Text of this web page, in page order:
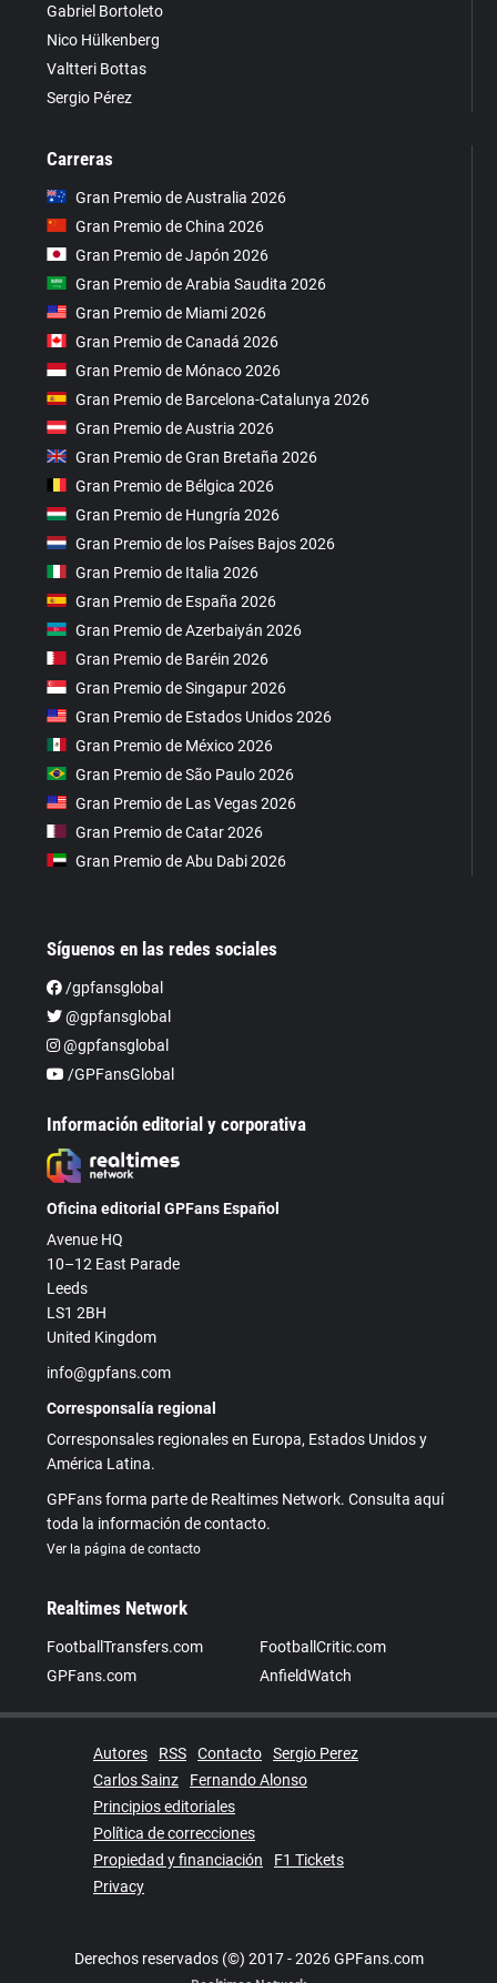
Gabriel Bortoleto
Nico Hülkenberg
Valtteri Bottas
Sergio Pérez
Carreras
Gran Premio de Australia 2026
Gran Premio de China 2026
Gran Premio de Japón 2026
Gran Premio de Arabia Saudita 2026
Gran Premio de Miami 2026
Gran Premio de Canadá 2026
Gran Premio de Mónaco 2026
Gran Premio de Barcelona-Catalunya 2026
Gran Premio de Austria 2026
Gran Premio de Gran Bretaña 2026
Gran Premio de Bélgica 2026
Gran Premio de Hungría 2026
Gran Premio de los Países Bajos 2026
Gran Premio de Italia 2026
Gran Premio de España 2026
Gran Premio de Azerbaiyán 2026
Gran Premio de Baréin 2026
Gran Premio de Singapur 2026
Gran Premio de Estados Unidos 2026
Gran Premio de México 2026
Gran Premio de São Paulo 2026
Gran Premio de Las Vegas 2026
Gran Premio de Catar 2026
Gran Premio de Abu Dabi 2026
Síguenos en las redes sociales
/gpfansglobal
@gpfansglobal
@gpfansglobal
/GPFansGlobal
Información editorial y corporativa
Oficina editorial GPFans Español
Avenue HQ
10–12 East Parade
Leeds
LS1 2BH
United Kingdom
info@gpfans.com
Corresponsalía regional
Corresponsales regionales en Europa, Estados Unidos y
América Latina.
GPFans forma parte de Realtimes Network. Consulta aquí
toda la información de contacto.
Ver la página de contacto
Realtimes Network
FootballTransfers.com
FootballCritic.com
GPFans.com
AnfieldWatch
Autores RSS Contacto
Sergio Perez
Carlos Sainz
Fernando Alonso
Principios editoriales
Política de correcciones
Propiedad y financiación
F1 Tickets
Privacy
Derechos reservados (©) 2017 - 2026 GPFans.com